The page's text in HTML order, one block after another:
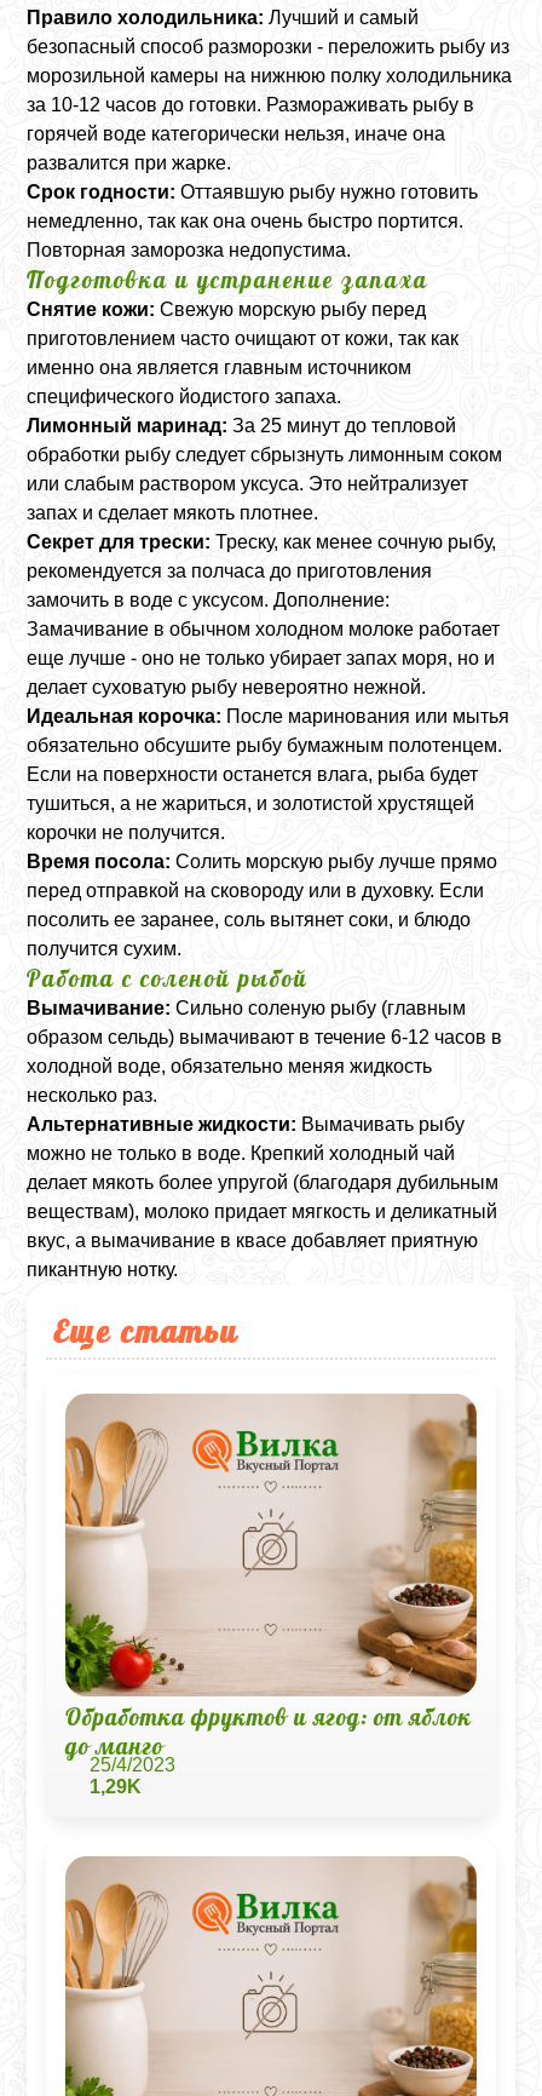
Правило холодильника: Лучший и самый
безопасный способ разморозки - переложить рыбу из
морозильной камеры на нижнюю полку холодильника
за 10-12 часов до готовки. Размораживать рыбу в
горячей воде категорически нельзя, иначе она
развалится при жарке.
Срок годности: Оттаявшую рыбу нужно готовить
немедленно, так как она очень быстро портится.
Повторная заморозка недопустима.
Подготовка и устранение запаха
Снятие кожи: Свежую морскую рыбу перед
приготовлением часто очищают от кожи, так как
именно она является главным источником
специфического йодистого запаха.
Лимонный маринад: За 25 минут до тепловой
обработки рыбу следует сбрызнуть лимонным соком
или слабым раствором уксуса. Это нейтрализует
запах и сделает мякоть плотнее.
Секрет для трески: Треску, как менее сочную рыбу,
рекомендуется за полчаса до приготовления
замочить в воде с уксусом. Дополнение:
Замачивание в обычном холодном молоке работает
еще лучше - оно не только убирает запах моря, но и
делает суховатую рыбу невероятно нежной.
Идеальная корочка: После маринования или мытья
обязательно обсушите рыбу бумажным полотенцем.
Если на поверхности останется влага, рыба будет
тушиться, а не жариться, и золотистой хрустящей
корочки не получится.
Время посола: Солить морскую рыбу лучше прямо
перед отправкой на сковороду или в духовку. Если
посолить ее заранее, соль вытянет соки, и блюдо
получится сухим.
Работа с соленой рыбой
Вымачивание: Сильно соленую рыбу (главным
образом сельдь) вымачивают в течение 6-12 часов в
холодной воде, обязательно меняя жидкость
несколько раз.
Альтернативные жидкости: Вымачивать рыбу
можно не только в воде. Крепкий холодный чай
делает мякоть более упругой (благодаря дубильным
веществам), молоко придает мягкость и деликатный
вкус, а вымачивание в квасе добавляет приятную
пикантную нотку.
Еще статьи
Обработка фруктов и ягод: от яблок
до манго
25/4/2023
1,29K